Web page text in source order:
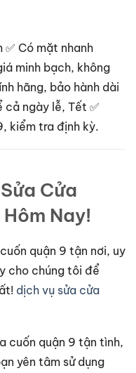
✅ Có mặt nhanh
minh bạch, không
hãng, bảo hành dài
cả ngày lễ, Tết ✅
kiểm tra định kỳ.
Cửa
Nay!
quận 9 tận nơi, uy
cho chúng tôi để
dịch vụ sửa cửa
cuốn quận 9 tận tình,
yên tâm sử dụng